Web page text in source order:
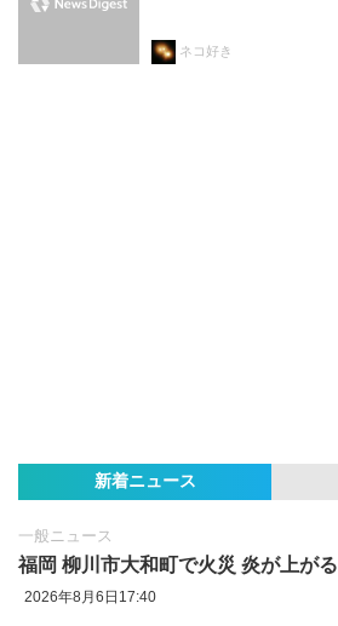
ネコ好き
新着ニュース
一般ニュース
福岡 柳川市大和町で火災 炎が上がる
2026年8月6日17:40